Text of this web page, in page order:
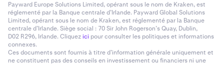
Payward Europe Solutions Limited, opérant sous le nom de Kraken, est
réglementé par la Banque centrale d’Irlande. Payward Global Solutions
Limited, opérant sous le nom de Kraken, est réglementé par la Banque
centrale d’Irlande. Siège social : 70 Sir John Rogerson’s Quay, Dublin,
D02 R296, Irlande. Cliquezici pour consulter les politiques et informations
connexes.
Ces documents sont fournis à titre d’information générale uniquement et
ne constituent pas des conseils en investissement ou financiers ni une